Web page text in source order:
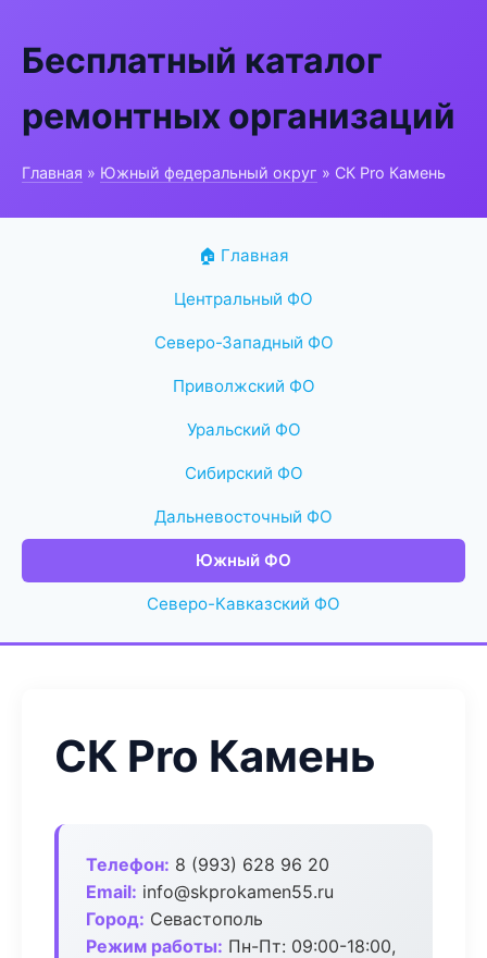
Бесплатный каталог
ремонтных организаций
Главная » Южный федеральный округ » СК Pro Камень
🏠 Главная
Центральный ФО
Северо-Западный ФО
Приволжский ФО
Уральский ФО
Сибирский ФО
Дальневосточный ФО
Южный ФО
Северо-Кавказский ФО
СК Pro Камень
Телефон: 8 (993) 628 96 20
Email: info@skprokamen55.ru
Город: Севастополь
Режим работы: Пн-Пт: 09:00-18:00,